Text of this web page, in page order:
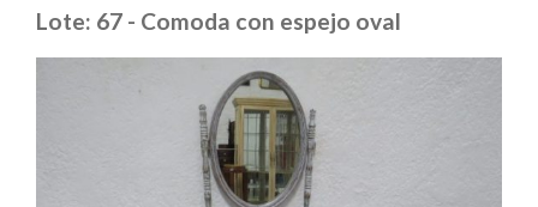
Lote: 67 - Comoda con espejo oval